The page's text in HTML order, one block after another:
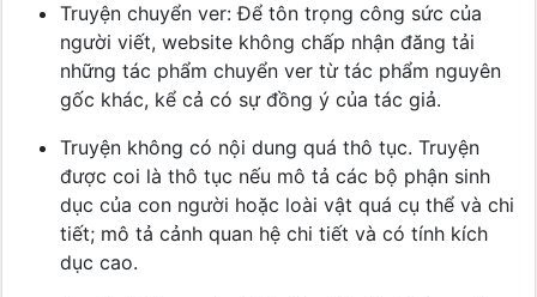
Truyện chuyển ver: Để tôn trọng công sức của
người viết, website không chấp nhận đăng tải
những tác phẩm chuyển ver từ tác phẩm nguyên
gốc khác, kể cả có sự đồng ý của tác giả.
Truyện không có nội dung quá thô tục. Truyện
được coi là thô tục nếu mô tả các bộ phận sinh
dục của con người hoặc loài vật quá cụ thể và chi
tiết; mô tả cảnh quan hệ chi tiết và có tính kích
dục cao.